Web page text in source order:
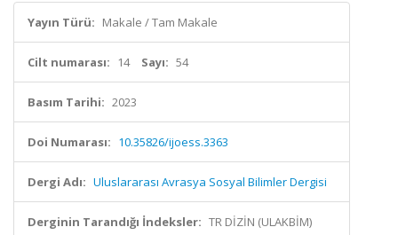
Yayın Türü: Makale / Tam Makale
Cilt numarası: 14 Sayı: 54
Basım Tarihi: 2023
Doi Numarası: 10.35826/ijoess.3363
Dergi Adı: Uluslararası Avrasya Sosyal Bilimler Dergisi
Derginin Tarandığı İndeksler: TR DİZİN (ULAKBİM)